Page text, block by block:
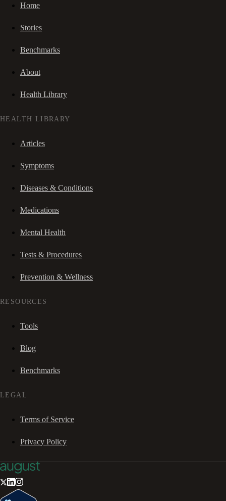
Home
Stories
Benchmarks
About
Health Library
HEALTH LIBRARY
Articles
Symptoms
Diseases & Conditions
Medications
Mental Health
Tests & Procedures
Prevention & Wellness
RESOURCES
Tools
Blog
Benchmarks
LEGAL
Terms of Service
Privacy Policy